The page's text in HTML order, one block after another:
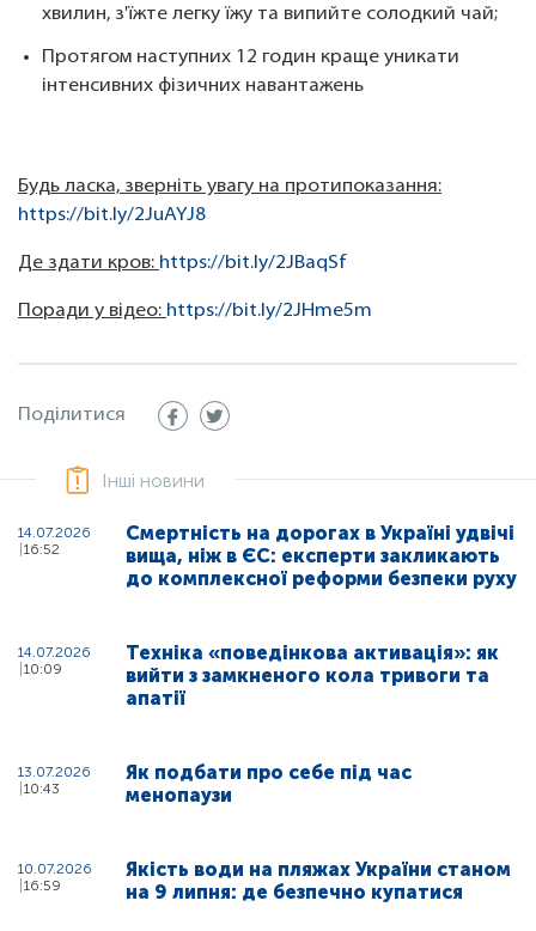
хвилин, з'їжте легку їжу та випийте солодкий чай;
Протягом наступних 12 годин краще уникати
інтенсивних фізичних навантажень
Будь ласка, зверніть увагу на протипоказання:
https://bit.ly/2JuAYJ8
Де здати кров: https://bit.ly/2JBaqSf
Поради у відео: https://bit.ly/2JHme5m
Поділитися
Інші новини
14.07.2026
16:52
Смертність на дорогах в Україні удвічі
вища, ніж в ЄС: експерти закликають
до комплексної реформи безпеки руху
14.07.2026
10:09
Техніка «поведінкова активація»: як
вийти з замкненого кола тривоги та
апатії
13.07.2026
10:43
Як подбати про себе під час
менопаузи
10.07.2026
16:59
Якість води на пляжах України станом
на 9 липня: де безпечно купатися